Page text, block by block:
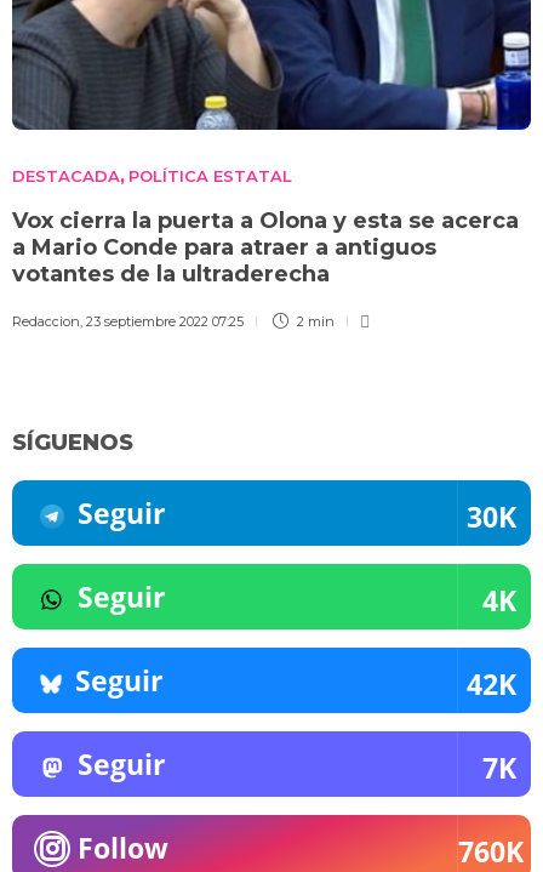
DESTACADA, POLÍTICA ESTATAL
Vox cierra la puerta a Olona y esta se acerca
a Mario Conde para atraer a antiguos
votantes de la ultraderecha
Redaccion, 23 septiembre 2022 07:25 2 min
SÍGUENOS
Seguir 30K
Seguir 4K
Seguir 42K
Seguir 7K
Follow 760K